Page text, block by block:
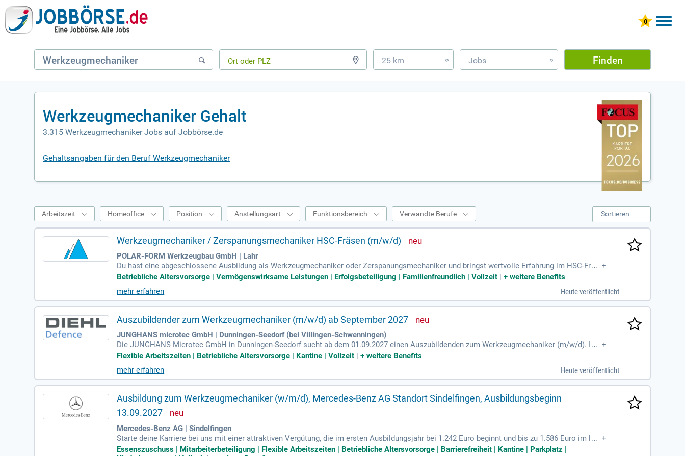
25 km » Jobs » Finden
Werkzeugmechaniker Gehalt
3.315 Werkzeugmechaniker Jobs auf Jobbörse.de
Gehaltsangaben für den Beruf Werkzeugmechaniker
Arbeitszeit Homeoffice Position Anstellungsart Funktionsbereich Verwandte Berufe Sortieren
Werkzeugmechaniker / Zerspanungsmechaniker HSC-Fräsen (m/w/d)
POLAR-FORM Werkzeugbau GmbH | Lahr
Du hast eine abgeschlossene Ausbildung als Werkzeugmechaniker oder Zerspanungsmechaniker und bringst wertvolle Erfahrung im HSC-Fräs
en mit. Mit Deinem sicheren Umgang der Heidenhain-Steuerung sowie technischen Zeichnungen und Messmitteln bist Du ein echter Profi. Selb
stständiges, zuverlässiges Arbeiten zeichnet Dich aus, dennoch bist Du ein echter Teamplayer. Deine Kommunikationsfähigkeit fördert die Zus
ammenarbeit mit Kollegen und Vorgesetzten. Sichere Dir mit unserer Betriebsrente und vermögenswirksamen Leistungen eine solide finanziell
e Zukunft. Durch unsere Firmenveranstaltungen lernst Du das Team besser kennen und nutzt Dein Dienstfahrrad für eine umweltbewusste Mobi
+
Betriebliche Altersvorsorge | Vermögenswirksame Leistungen | Erfolgsbeteiligung | Familienfreundlich | Vollzeit |+weitere Benefits
mehr erfahren
Heute veröffentlicht
Auszubildender zum Werkzeugmechaniker (m/w/d) ab September 2027
JUNGHANS microtec GmbH | Dunningen-Seedorf (bei Villingen-Schwenningen)
Die JUNGHANS Microtec GmbH in Dunningen-Seedorf sucht ab dem 01.09.2027 einen Auszubildenden zum Werkzeugmechaniker (m/w/d). In d
ieser spannenden Ausbildung erlernst du die Fertigung und Entwicklung von Werkzeugen und Formen aus Metall. Du wirst mit CNC-Maschinen
Fertigungsprozesse. Während deiner 3- bzw. 3,5-jährigen Ausbildung durchläufst du verschiedene Abteilungen und wirst von erfahrenen Fachkrä
ften angeleitet. Starte deine Karriere in einem innovativen Unternehmen und bewirb dich jetzt!
+
Flexible Arbeitszeiten | Betriebliche Altersvorsorge | Kantine | Vollzeit |+weitere Benefits
mehr erfahren
Heute veröffentlicht
Ausbildung zum Werkzeugmechaniker (w/m/d), Mercedes-Benz AG Standort Sindelfingen, Ausbildungsbeginn
13.09.2027
Mercedes-Benz AG | Sindelfingen
Starte deine Karriere bei uns mit einer attraktiven Vergütung, die im ersten Ausbildungsjahr bei 1.242 Euro beginnt und bis zu 1.586 Euro im letz
ten Jahr steigen kann. Eine erfolgreich abgeschlossene Ausbildung eröffnet dir beste Übernahmechancen in einem innovativen Unternehmen.
+
Essenszuschuss | Mitarbeiterbeteiligung | Flexible Arbeitszeiten | Betriebliche Altersvorsorge | Barrierefreiheit | Kantine | Parkplatz |